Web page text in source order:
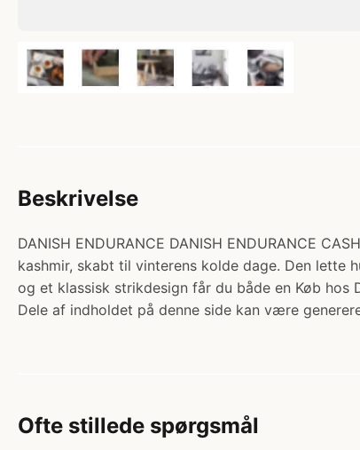
Beskrivelse
DANISH ENDURANCE DANISH ENDURANCE
kashmir, skabt til vinterens kolde dage. Den lette
og et klassisk strikdesign får du både en Køb hos
Dele af indholdet på denne side kan være
Ofte stillede spørgsmål